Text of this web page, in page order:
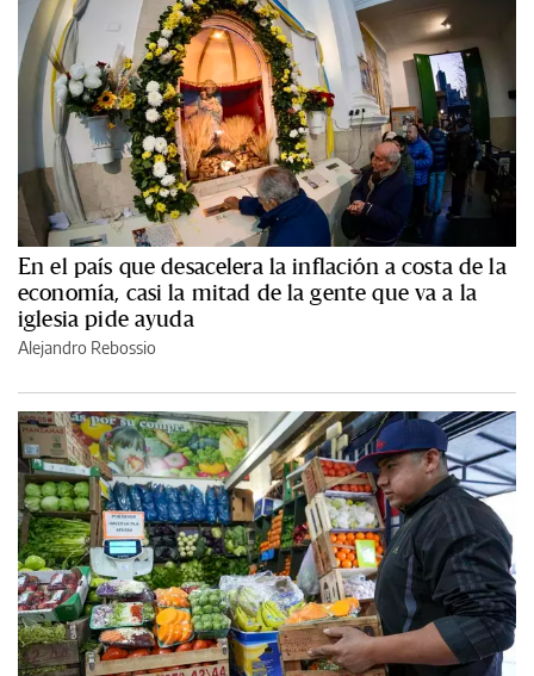
En el país que desacelera la inflación a costa de la
economía, casi la mitad de la gente que va a la
iglesia pide ayuda
Alejandro Rebossio